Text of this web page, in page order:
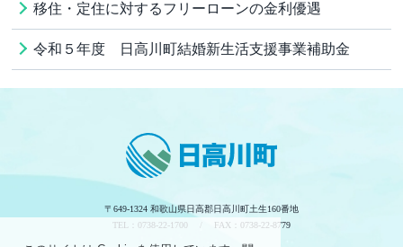
移住・定住に対するフリーローンの金利優遇
令和５年度 日高川町結婚新生活支援事業補助金
〒649-1324 和歌山県日高郡日高川町土生160番地
TEL：0738-22-1700 / FAX：0738-22-8779